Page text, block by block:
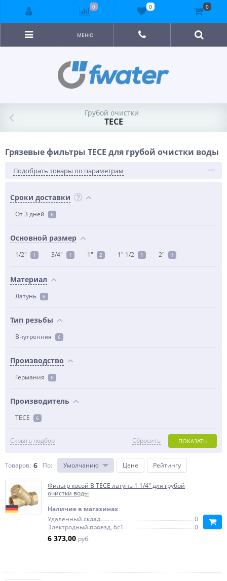
МЕНЮ
Грубой очистки
TECE
Грязевые фильтры TECE для грубой очистки воды
Подобрать товары по параметрам
Сроки доставки
От 3 дней 6
Основной размер
1/2" 1 3/4" 1 1" 2 1" 1/2 1 2" 1
Материал
Латунь 6
Тип резьбы
Внутренняя 6
Производство
Германия 6
Производитель
TECE 6
Скрыть подбор ПОКАЗАТЬ
Сбросить
Товаров: 6 По: Умолчанию Цене Рейтингу
Фильтр косой В TECE латунь 1 1/4" для грубой
очистки воды
Наличие в магазинах
Удаленный склад
0
Электродный проезд, 6с1
0
6 373,00 руб.
0 0 0